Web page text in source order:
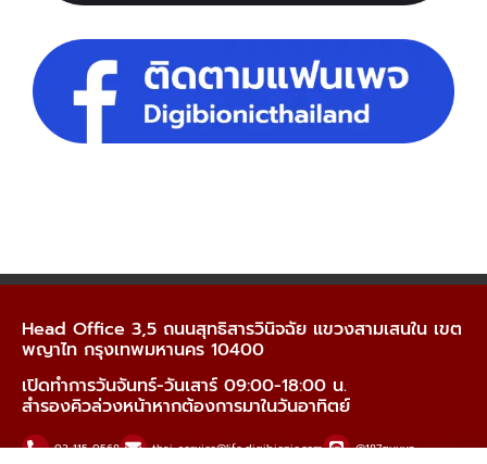
Head Office 3,5 ถนนสุทธิสารวินิจฉัย แขวงสามเสนใน เขต
พญาไท กรุงเทพมหานคร 10400
เปิดทำการวันจันทร์-วันเสาร์ 09:00-18:00 น.
สำรองคิวล่วงหน้าหากต้องการมาในวันอาทิตย์
02-115-0568 thai_service@life.digibionic.com @187guyvz